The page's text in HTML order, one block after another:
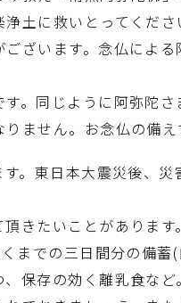
土に救いとってくだ
ざいます。念仏によ
。同じように阿弥陀
ません。お念仏の備
。東日本大震災後、
きたいことがありま
までの三日間分の備
保存の効く離乳食な